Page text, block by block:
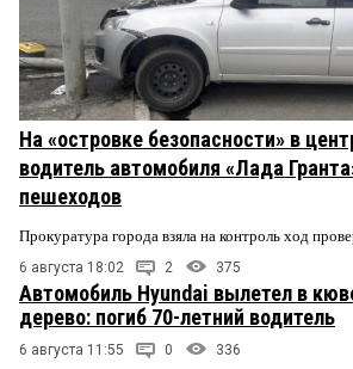
На «островке безопасности» в
водитель автомобиля «Лада
пешеходов
Прокуратура города взяла на контроль ход
6 августа 18:02 2 375
Автомобиль Hyundai вылетел в
дерево: погиб 70-летний водитель
6 августа 11:55 0 336